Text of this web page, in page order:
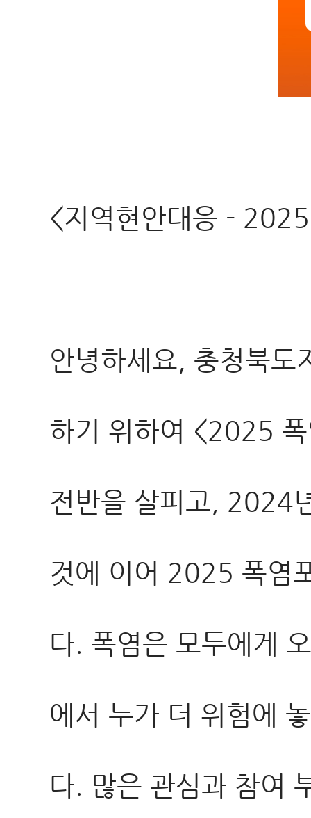
<지역현안대응 -
안녕하세요, 충청북도
하기 위하여 <2025
전반을 살피고, 2024
것에 이어 2025 폭염
다. 폭염은 모두에게
에서 누가 더 위험에
다. 많은 관심과 참여